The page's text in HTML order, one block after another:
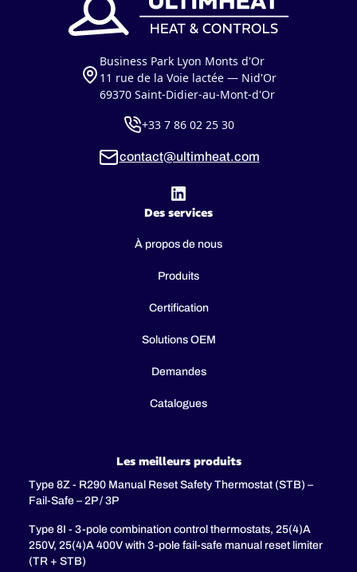
Business Park Lyon Monts d'Or
11 rue de la Voie lactée — Nid'Or
69370 Saint-Didier-au-Mont-d'Or
+33 7 86 02 25 30
contact@ultimheat.com
Des services
À propos de nous
Produits
Certification
Solutions OEM
Demandes
Catalogues
Les meilleurs produits
Type 8Z - R290 Manual Reset Safety Thermostat (STB) –
Fail-Safe – 2P / 3P
Type 8I - 3-pole combination control thermostats, 25(4)A
250V, 25(4)A 400V with 3-pole fail-safe manual reset limiter
(TR + STB)